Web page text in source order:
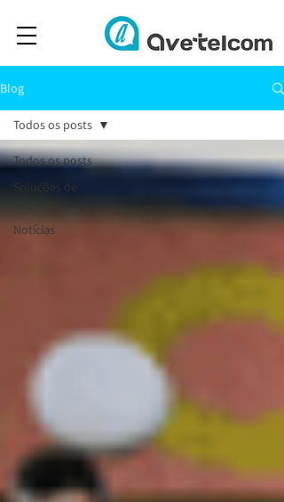
Blog
Todos os posts
Soluções de
Notícias
Todos os posts